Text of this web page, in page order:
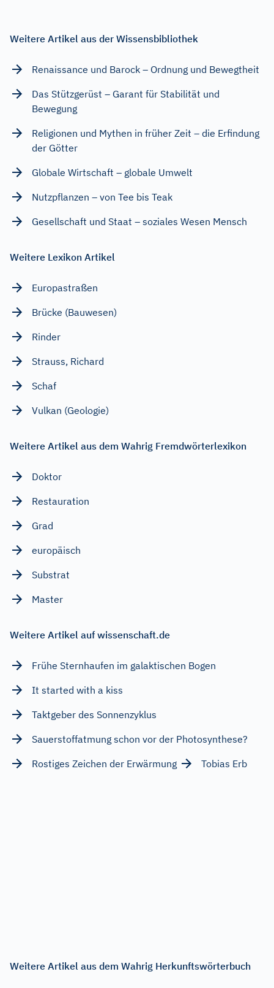
Weitere Artikel aus der Wissensbibliothek
Renaissance und Barock – Ordnung und Bewegtheit
Das Stützgerüst – Garant für Stabilität und
Bewegung
Religionen und Mythen in früher Zeit – die Erfindung
der Götter
Globale Wirtschaft – globale Umwelt
Nutzpflanzen – von Tee bis Teak
Gesellschaft und Staat – soziales Wesen Mensch
Weitere Lexikon Artikel
Europastraßen
Brücke (Bauwesen)
Rinder
Strauss, Richard
Schaf
Vulkan (Geologie)
Weitere Artikel aus dem Wahrig Fremdwörterlexikon
Doktor
Restauration
Grad
europäisch
Substrat
Master
Weitere Artikel auf wissenschaft.de
Frühe Sternhaufen im galaktischen Bogen
It started with a kiss
Taktgeber des Sonnenzyklus
Sauerstoffatmung schon vor der Photosynthese?
Rostiges Zeichen der Erwärmung
Tobias Erb
Weitere Artikel aus dem Wahrig Herkunftswörterbuch